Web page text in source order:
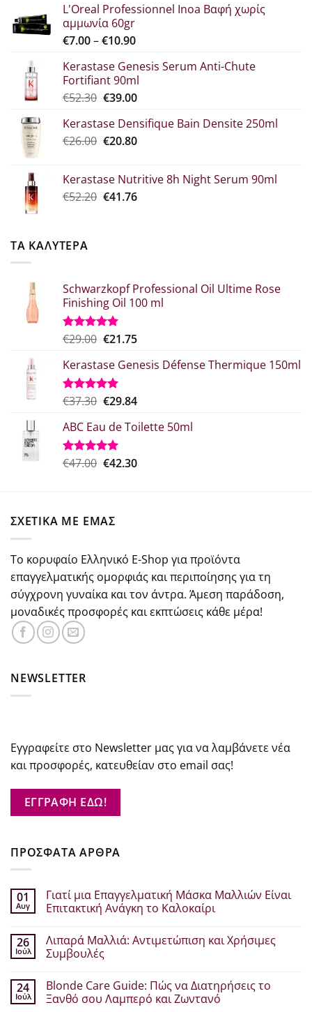
L'Oreal Professionnel Inoa Βαφή χωρίς
αμμωνία 60gr
€7.00–€10.90Price
€7.00
through
€10.90
Kerastase Genesis Serum Anti-Chute
Fortifiant 90ml
€52.30 Original
was:
€52.30.
€39.00Η
τιμή
είναι:
Kerastase Densifique Bain Densite 250ml
€26.00 Original
€26.00.
€20.80Η
είναι:
€20.80.
Kerastase Nutritive 8h Night Serum 90ml
€52.20 Original
€41.76Η
ΤΑ ΚΑΛΥΤΕΡΑ
Schwarzkopf Professional Oil Ultime Rose
Finishing Oil 100 ml
Βαθμολογήθηκε
από 5
€29.00 Original
was:
€29.00.
€21.75Η
τιμή
€21.75.
Kerastase Genesis Défense Thermique 150ml
Βαθμολογήθηκε
από 5
€37.30 Original
was:
€37.30.
€29.84Η
τιμή
€29.84.
ABC Eau de Toilette 50ml
Βαθμολογήθηκε
€47.00 Original
€42.30Η
ΣΧΕΤΙΚΑ ΜΕ ΕΜΑΣ
Το κορυφαίο Ελληνικό E-Shop για προϊόντα
επαγγελματικής ομορφιάς και περιποίησης για τη
σύγχρονη γυναίκα και τον άντρα. Άμεση παράδοση,
μοναδικές προσφορές και εκπτώσεις κάθε μέρα!
NEWSLETTER
Εγγραφείτε στο Newsletter μας για να λαμβάνετε νέα
και προσφορές, κατευθείαν στο email σας!
ΕΓΓΡΑΦΗ ΕΔΩ!
ΠΡΟΣΦΑΤΑ ΑΡΘΡΑ
01
Αυγ
Γιατί μια Επαγγελματική Μάσκα Μαλλιών Είναι
Επιτακτική Ανάγκη το Καλοκαίρι
σχόλια
στο
Γιατί
Μάσκα
Μαλλιών
Είναι
26
Ιούλ
Λιπαρά Μαλλιά: Αντιμετώπιση και Χρήσιμες
Συμβουλές
σχόλια
στο
Λιπαρά
24
Ιούλ
Blonde Care Guide: Πώς να Διατηρήσεις το
Ξανθό σου Λαμπερό και Ζωντανό